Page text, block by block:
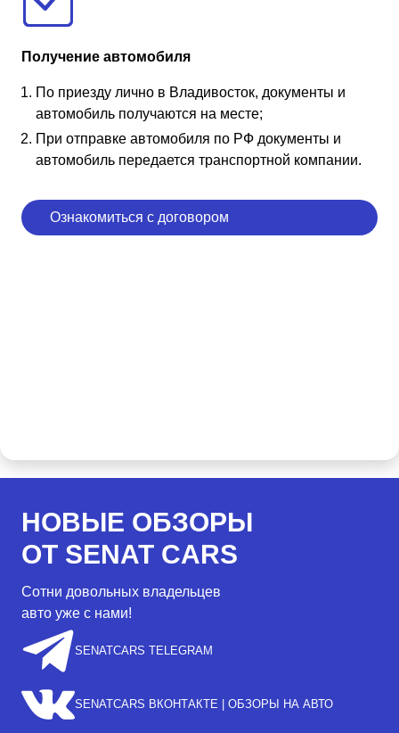
Получение автомобиля
По приезду лично в Владивосток, документы и
автомобиль получаются на месте;
При отправке автомобиля по РФ документы и
автомобиль передается транспортной компании.
Ознакомиться с договором
НОВЫЕ ОБЗОРЫ
ОТ SENAT CARS
Сотни довольных владельцев
авто уже с нами!
SENATCARS TELEGRAM
SENATCARS ВКОНТАКТЕ | ОБЗОРЫ НА АВТО